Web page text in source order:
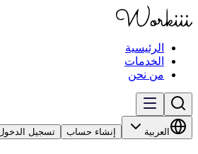
الرئيسية
الخدمات
من نحن
العربية إنشاء حساب تسجيل